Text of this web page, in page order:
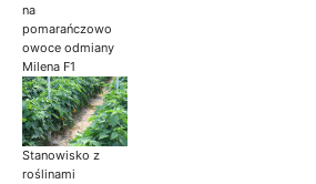
na
pomarańczowo
owoce odmiany
Milena F1
Stanowisko z
roślinami